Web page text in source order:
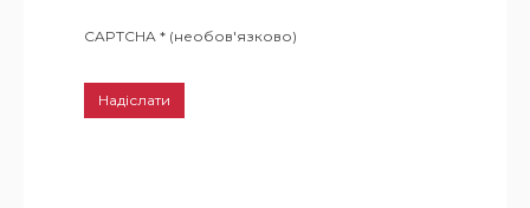
CAPTCHA * (необов'язково)
Надіслати